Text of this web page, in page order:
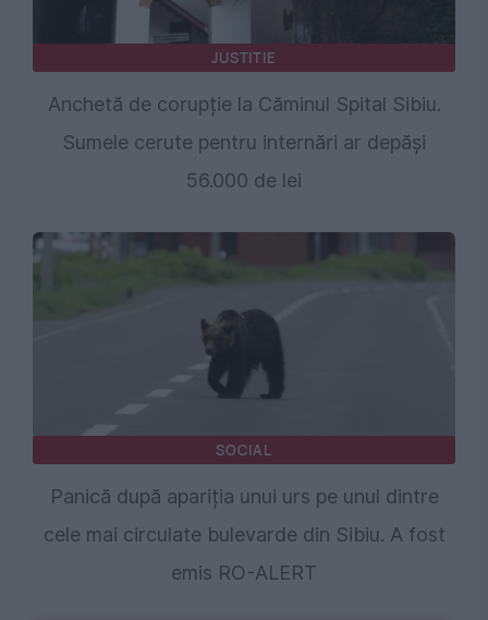
JUSTITIE
Anchetă de corupție la Căminul Spital Sibiu.
Sumele cerute pentru internări ar depăși
56.000 de lei
SOCIAL
Panică după apariția unui urs pe unul dintre
cele mai circulate bulevarde din Sibiu. A fost
emis RO-ALERT